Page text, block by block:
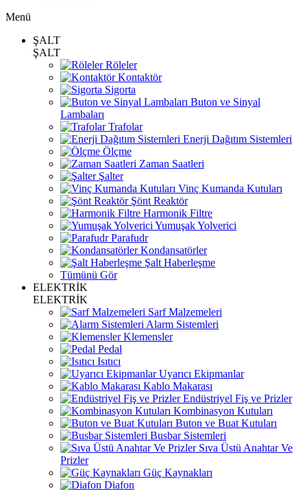
Menü
ŞALT
ŞALT
Röleler
Kontaktör
Sigorta
Buton ve Sinyal
Lambaları
Trafolar
Enerji Dağıtım Sistemleri
Ölçme
Zaman Saatleri
Şalter
Vinç Kumanda Kutuları
Şönt Reaktör
Harmonik Filtre
Yumuşak Yolverici
Parafudr
Kondansatörler
Şalt Haberleşme
Tümünü Gör
ELEKTRİK
ELEKTRİK
Sarf Malzemeleri
Alarm Sistemleri
Klemensler
Pedal
Isıtıcı
Uyarıcı Ekipmanlar
Kablo Makarası
Endüstriyel Fiş ve Prizler
Kombinasyon Kutuları
Buton ve Buat Kutuları
Busbar Sistemleri
Sıva Üstü Anahtar Ve
Prizler
Güç Kaynakları
Diafon